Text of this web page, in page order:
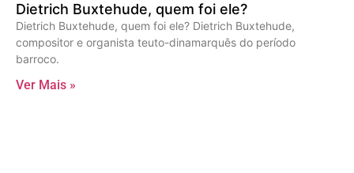
Dietrich Buxtehude, quem foi ele?
Dietrich Buxtehude, quem foi ele? Dietrich Buxtehude,
compositor e organista teuto-dinamarquês do período
barroco.
Ver Mais »